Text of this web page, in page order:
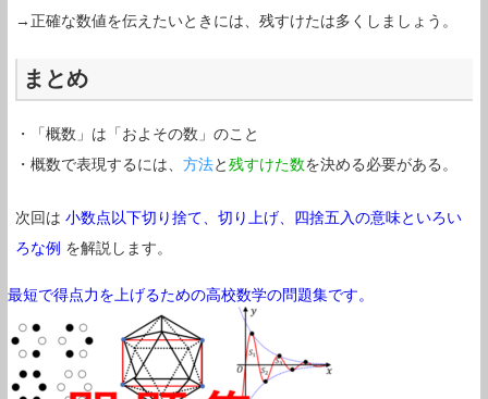
→正確な数値を伝えたいときには、残すけたは多くしましょう。
まとめ
・「概数」は「およその数」のこと
・概数で表現するには、 方法と残すけた数を決める必要がある。
次回は 小数点以下切り捨て、切り上げ、四捨五入の意味といろい
ろな例 を解説します。
最短で得点力を上げるための高校数学の問題集です。